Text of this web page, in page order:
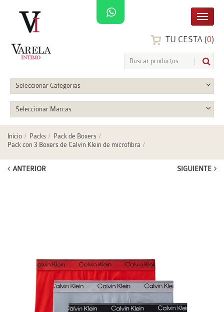
TU CESTA (0)
Seleccionar Categorias
Seleccionar Marcas
Inicio Packs
Pack de Boxers
Pack con 3 Boxers de Calvin Klein de microfibra
ANTERIOR SIGUIENTE